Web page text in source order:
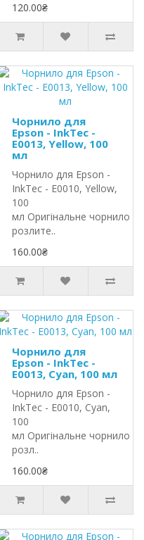
120.00₴
Чорнило для
Epson - InkTec -
E0013, Yellow, 100
мл
Чорнило для Epson -
InkTec - E0010, Yellow,
100
мл Оригінальне чорнило
розлите..
160.00₴
Чорнило для
Epson - InkTec -
E0013, Cyan, 100 мл
Чорнило для Epson -
InkTec - E0010, Cyan,
100
мл Оригінальне чорнило
розл..
160.00₴